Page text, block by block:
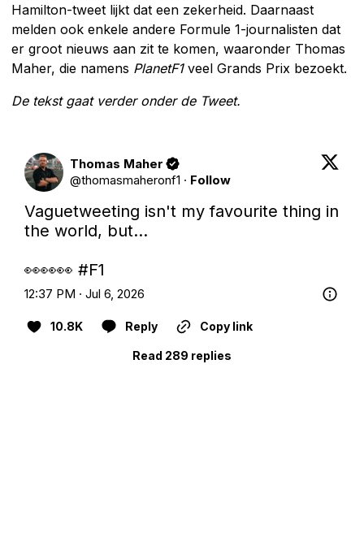
Hamilton-tweet lijkt dat een zekerheid. Daarnaast
melden ook enkele andere Formule 1-journalisten dat
er groot nieuws aan zit te komen, waaronder Thomas
Maher, die namens PlanetF1veel Grands Prix bezoekt.
De tekst gaat verder onder de Tweet.
Thomas Maher
@thomasmaheronf1 · Follow
Vaguetweeting isn't my favourite thing in
the world, but...
👀👀👀 #F1
12:37 PM · Jul 6, 2026
10.8K Reply Copy link
Read 289 replies